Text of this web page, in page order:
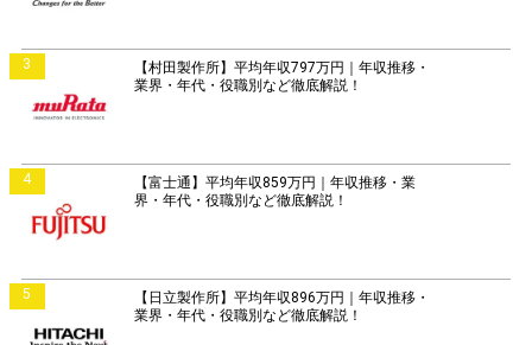
3
【村田製作所】平均年収797万円｜年収推移・
業界・年代・役職別など徹底解説！
4
【富士通】平均年収859万円｜年収推移・業
界・年代・役職別など徹底解説！
5
【日立製作所】平均年収896万円｜年収推移・
業界・年代・役職別など徹底解説！